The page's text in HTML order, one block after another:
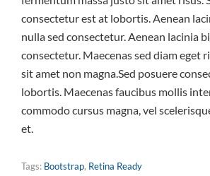
consectetur est at lobortis. Aenean
nulla sed consectetur. Aenean lacinia
consectetur. Maecenas sed diam eget
sit amet non magna.Sed posuere
lobortis. Maecenas faucibus mollis
commodo cursus magna, vel
et.
Tags: Bootstrap, Retina Ready